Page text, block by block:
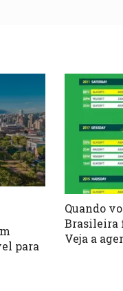
para
Quando
Brasileira
Veja a